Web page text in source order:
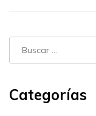
Categorías